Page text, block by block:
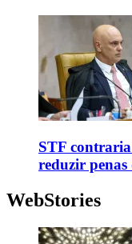
STF
reduzir penas
WebStories